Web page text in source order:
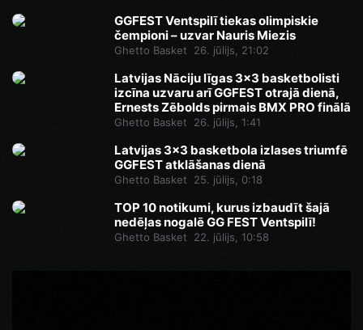
GGFEST Ventspilī tiekas olimpiskie
čempioni – uzvar Nauris Miezis
Ghetto Basket 26. jūlijs, 21:02
Latvijas Nāciju līgas 3x3 basketbolisti
izcīna uzvaru arī GGFEST otrajā dienā,
Ernests Zēbolds pirmais BMX PRO finālā
Ghetto Basket 26. jūlijs, 1:41
Latvijas 3x3 basketbola izlases triumfē
GGFEST atklāšanas dienā
Ghetto Basket 25. jūlijs, 0:18
TOP 10 notikumi, kurus izbaudīt šajā
nedēļas nogalē GG FEST Ventspilī!
Ghetto Basket 22. jūlijs, 10:58